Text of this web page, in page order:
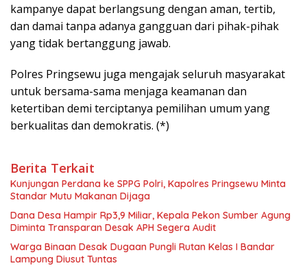
kampanye dapat berlangsung dengan aman, tertib,
dan damai tanpa adanya gangguan dari pihak-pihak
yang tidak bertanggung jawab.
Polres Pringsewu juga mengajak seluruh masyarakat
untuk bersama-sama menjaga keamanan dan
ketertiban demi terciptanya pemilihan umum yang
berkualitas dan demokratis. (*)
Berita Terkait
Kunjungan Perdana ke SPPG Polri, Kapolres Pringsewu Minta
Standar Mutu Makanan Dijaga
Dana Desa Hampir Rp3,9 Miliar, Kepala Pekon Sumber Agung
Diminta Transparan Desak APH Segera Audit
Warga Binaan Desak Dugaan Pungli Rutan Kelas I Bandar
Lampung Diusut Tuntas